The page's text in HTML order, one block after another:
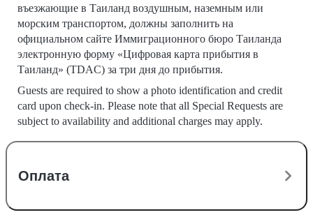
въезжающие в Таиланд воздушным, наземным или
морским транспортом, должны заполнить на
официальном сайте Иммиграционного бюро Таиланда
электронную форму «Цифровая карта прибытия в
Таиланд» (TDAC) за три дня до прибытия.
Guests are required to show a photo identification and credit
card upon check-in. Please note that all Special Requests are
subject to availability and additional charges may apply.
Оплата